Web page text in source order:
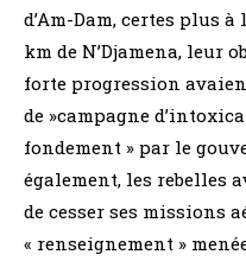
d’Am-Dam, certes plus
km de N’Djamena, leur
forte progression
de »campagne
fondement » par le
également, les rebelles
de cesser ses missions
« renseignement »